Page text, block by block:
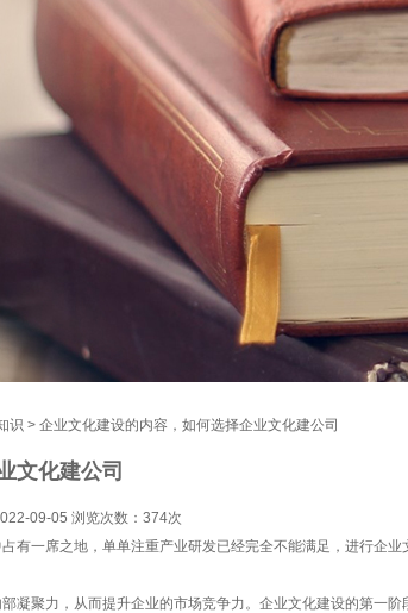
识 > 企业文化建设的内容，如何选择企业文化建公司
文化建公司
09-05 浏览次数： 374次
一席之地，单单注重产业研发已经完全不能满足，进行企业
聚力，从而提升企业的市场竞争力。企业文化建设的第一